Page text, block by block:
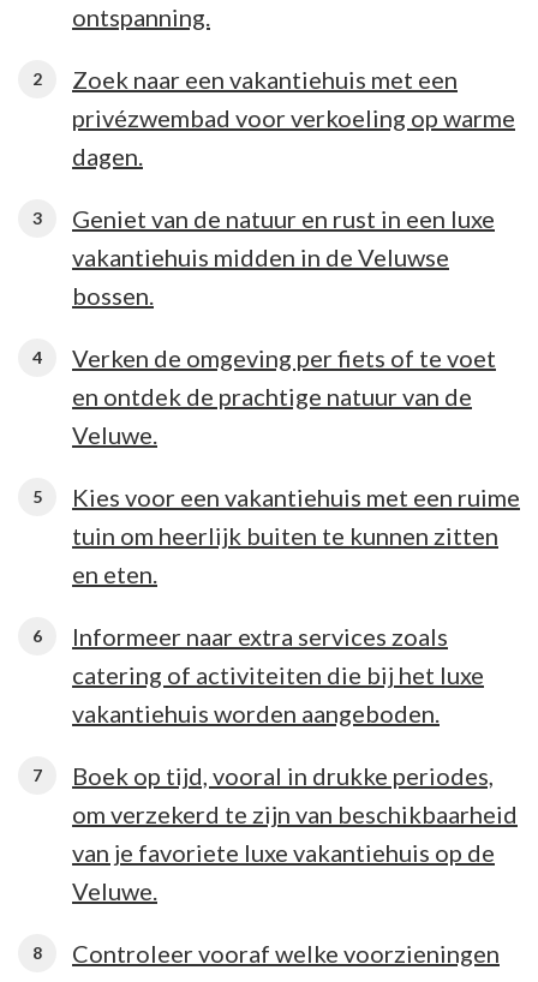
ontspanning.
Zoek naar een vakantiehuis met een
privézwembad voor verkoeling op warme
dagen.
Geniet van de natuur en rust in een luxe
vakantiehuis midden in de Veluwse
bossen.
Verken de omgeving per fiets of te voet
en ontdek de prachtige natuur van de
Veluwe.
Kies voor een vakantiehuis met een ruime
tuin om heerlijk buiten te kunnen zitten
en eten.
Informeer naar extra services zoals
catering of activiteiten die bij het luxe
vakantiehuis worden aangeboden.
Boek op tijd, vooral in drukke periodes,
om verzekerd te zijn van beschikbaarheid
van je favoriete luxe vakantiehuis op de
Veluwe.
Controleer vooraf welke voorzieningen